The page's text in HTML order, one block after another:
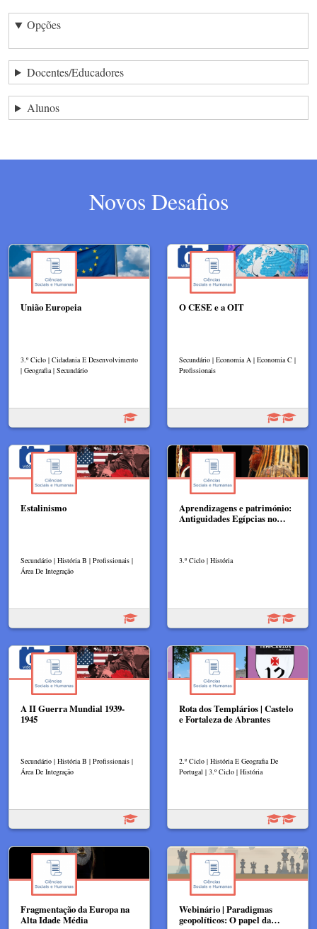
Opções
Docentes/Educadores
Alunos
Novos Desafios
União Europeia
3.º Ciclo | Cidadania E Desenvolvimento
| Geografia | Secundário
O CESE e a OIT
Secundário | Economia A | Economia C |
Profissionais
Estalinismo
Secundário | História B | Profissionais |
Área De Integração
Aprendizagens e património:
Antiguidades Egípcias no…
3.º Ciclo | História
A II Guerra Mundial 1939-
1945
Secundário | História B | Profissionais |
Área De Integração
Rota dos Templários | Castelo
e Fortaleza de Abrantes
2.º Ciclo | História E Geografia De
Portugal | 3.º Ciclo | História
Fragmentação da Europa na
Alta Idade Média
Webinário | Paradigmas
geopolíticos: O papel da…